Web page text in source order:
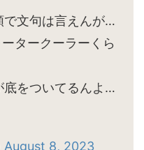
文句は言えんが…
タークーラーくら
をついてるんよ…
August 8, 2023